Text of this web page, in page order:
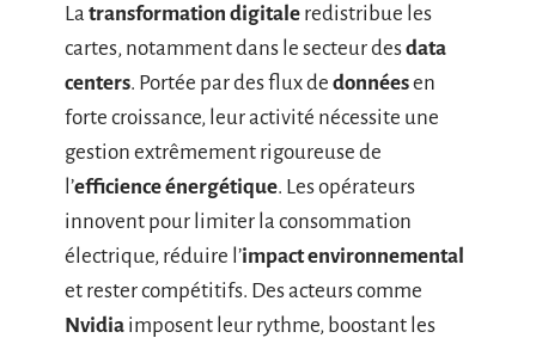
La transformation digitale redistribue les
cartes, notamment dans le secteur desdata
centers. Portée par des flux de donnéesen
forte croissance, leur activité nécessite une
gestion extrêmement rigoureuse de
l’efficience énergétique. Les opérateurs
innovent pour limiter la consommation
électrique, réduire l’impact environnemental
et rester compétitifs. Des acteurs comme
Nvidia imposent leur rythme, boostant les